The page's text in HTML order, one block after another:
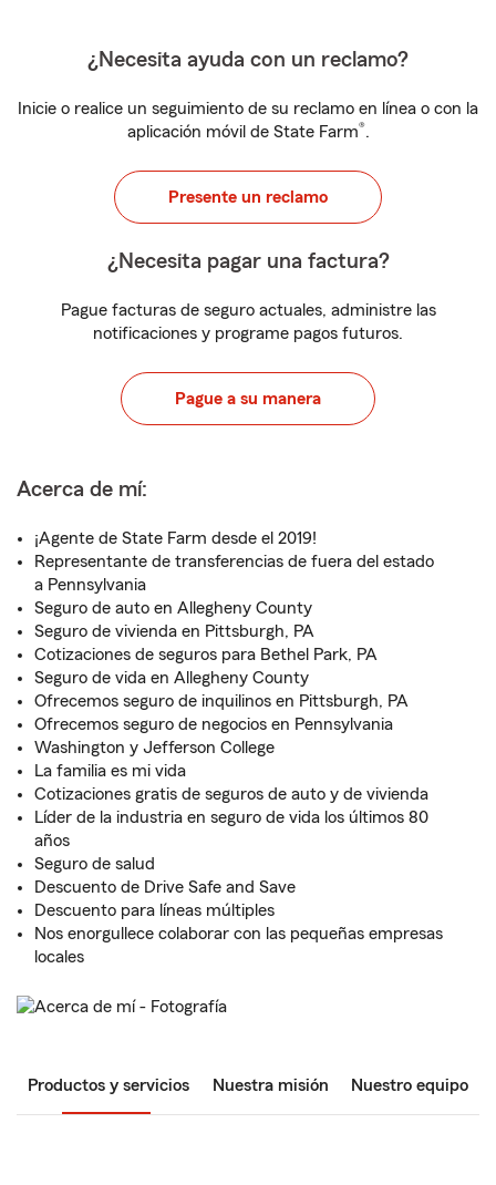
¿Necesita ayuda con un reclamo?
Inicie o realice un seguimiento de su reclamo en línea o con la
aplicación móvil de State Farm®.
Presente un reclamo
¿Necesita pagar una factura?
Pague facturas de seguro actuales, administre las
notificaciones y programe pagos futuros.
Pague a su manera
Acerca de mí:
¡Agente de State Farm desde el 2019!
Representante de transferencias de fuera del estado
a Pennsylvania
Seguro de auto en Allegheny County
Seguro de vivienda en Pittsburgh, PA
Cotizaciones de seguros para Bethel Park, PA
Seguro de vida en Allegheny County
Ofrecemos seguro de inquilinos en Pittsburgh, PA
Ofrecemos seguro de negocios en Pennsylvania
Washington y Jefferson College
La familia es mi vida
Cotizaciones gratis de seguros de auto y de vivienda
Líder de la industria en seguro de vida los últimos 80
años
Seguro de salud
Descuento de Drive Safe and Save
Descuento para líneas múltiples
Nos enorgullece colaborar con las pequeñas empresas
locales
Productos y servicios Nuestra misión Nuestro equipo